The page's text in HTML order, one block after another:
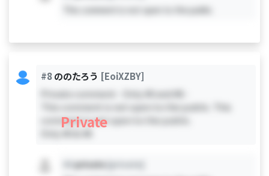
This comment is not open to the public.
#8ののたろう [EoiXZBY]
Private comment - Only #0 and #8 -
This comment is not open to the public. This
comment is not open to the public.
Private
private [private]